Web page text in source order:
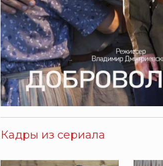
Кадры из сериала